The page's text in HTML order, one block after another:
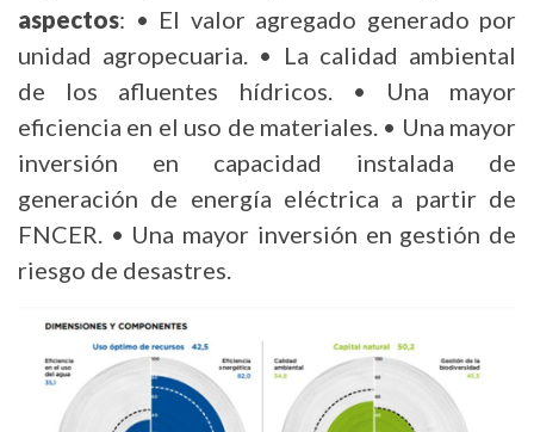
aspectos: • El valor agregado generado por
unidad agropecuaria. • La calidad ambiental
de los afluentes hídricos. • Una mayor
eficiencia en el uso de materiales. • Una mayor
inversión en capacidad instalada de
generación de energía eléctrica a partir de
FNCER. • Una mayor inversión en gestión de
riesgo de desastres.